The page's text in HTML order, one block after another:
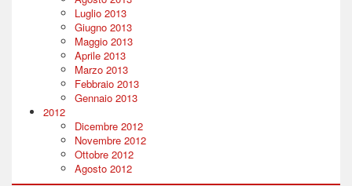
Luglio 2013
Giugno 2013
Maggio 2013
Aprile 2013
Marzo 2013
Febbraio 2013
Gennaio 2013
2012
Dicembre 2012
Novembre 2012
Ottobre 2012
Agosto 2012